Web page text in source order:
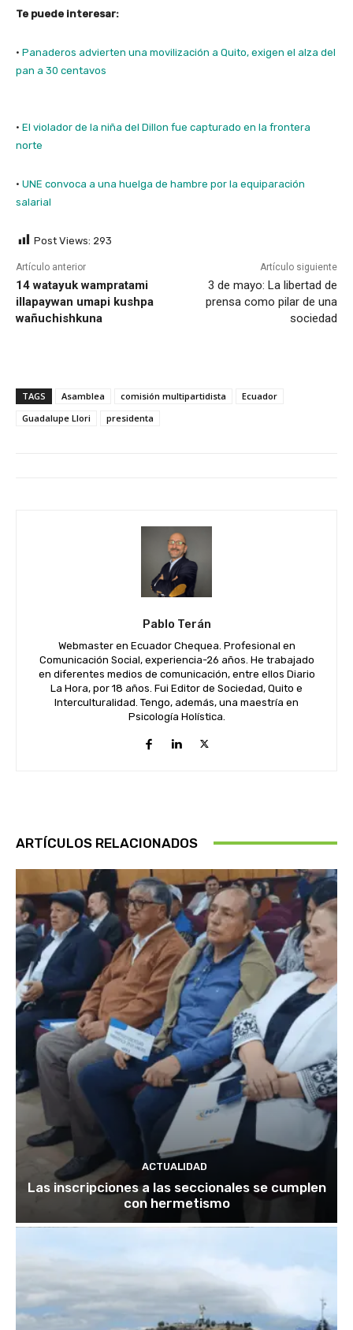
Te puede interesar:
· Panaderos advierten una movilización a Quito, exigen el alza del
pan a 30 centavos
· El violador de la niña del Dillon fue capturado en la frontera
norte
· UNE convoca a una huelga de hambre por la equiparación
salarial
Post Views: 293
Artículo anterior
14 watayuk wampratami
illapaywan umapi kushpa
wañuchishkuna
Artículo siguiente
3 de mayo: La libertad de
prensa como pilar de una
sociedad
TAGS Asamblea comisión multipartidista
Ecuador
Guadalupe Llori
presidenta
Pablo Terán
Webmaster en Ecuador Chequea. Profesional en
Comunicación Social, experiencia-26 años. He trabajado
en diferentes medios de comunicación, entre ellos Diario
La Hora, por 18 años. Fui Editor de Sociedad, Quito e
Interculturalidad. Tengo, además, una maestría en
Psicología Holística.
ARTÍCULOS RELACIONADOS
ACTUALIDAD
Las inscripciones a las seccionales se cumplen
con hermetismo